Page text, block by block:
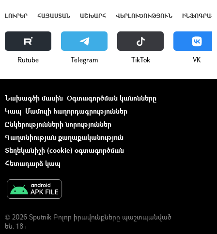
ԼՈՒՐԵՐ ՀԱՅԱՍՏԱՆ ԱՇԽԱՐՀ ՎԵՐԼՈՒԾՈՒԹՅՈՒՆ
Rutube Telegram ТikТоk VK
Նախագծի մասին Օգտագործման կանոնները
Կապ Մամուլի հաղորդագրություններ
Ընկերությունների նորություններ
Գաղտնիության քաղաքականություն
Տեղեկանիշի (cookie) օգտագործման
Հետադարձ կապ
© 2026 Sputnik Բոլոր իրավունքները պաշտպանված
են. 18+